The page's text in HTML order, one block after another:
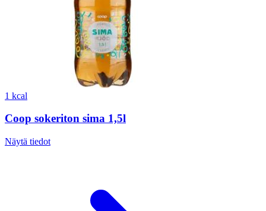
1 kcal
Coop sokeriton sima 1,5l
Näytä tiedot